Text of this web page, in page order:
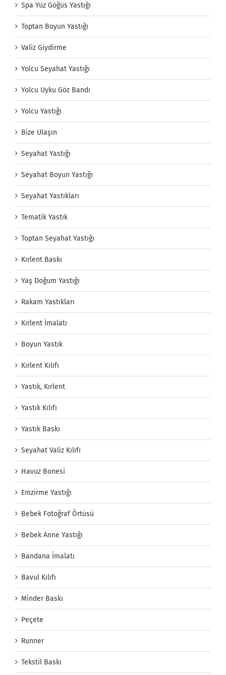
Spa Yüz Göğüs Yastığı
Toptan Boyun Yastığı
Valiz Giydirme
Yolcu Seyahat Yastığı
Yolcu Uyku Göz Bandı
Yolcu Yastığı
Bize Ulaşın
Seyahat Yastığı
Seyahat Boyun Yastığı
Seyahat Yastıkları
Tematik Yastık
Toptan Seyahat Yastığı
Kırlent Baskı
Yaş Doğum Yastığı
Rakam Yastıkları
Kırlent İmalatı
Boyun Yastık
Kırlent Kılıfı
Yastık, Kırlent
Yastık Kılıfı
Yastık Baskı
Seyahat Valiz Kılıfı
Havuz Bonesi
Emzirme Yastığı
Bebek Fotoğraf Örtüsü
Bebek Anne Yastığı
Bandana İmalatı
Bavul Kılıfı
Minder Baskı
Peçete
Runner
Tekstil Baskı